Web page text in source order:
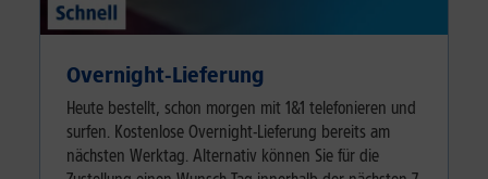
Overnight-Lieferung
Heute bestellt, schon morgen mit 1&1 telefonieren und
surfen. Kostenlose Overnight-Lieferung bereits am
nächsten Werktag. Alternativ können Sie für die